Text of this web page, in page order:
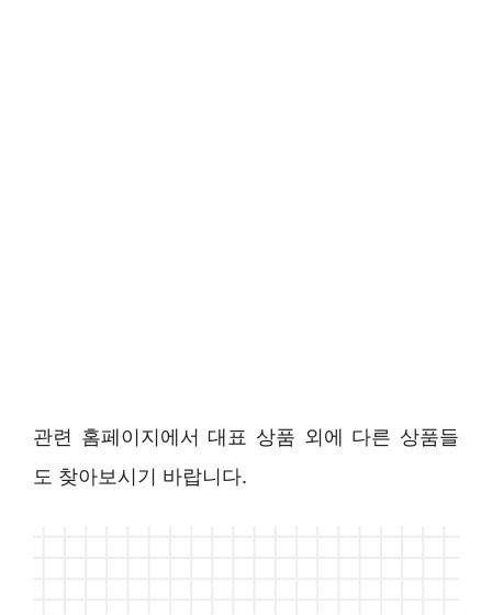
관련 홈페이지에서 대표 상품 외에 다른 상품들
도 찾아보시기 바랍니다.